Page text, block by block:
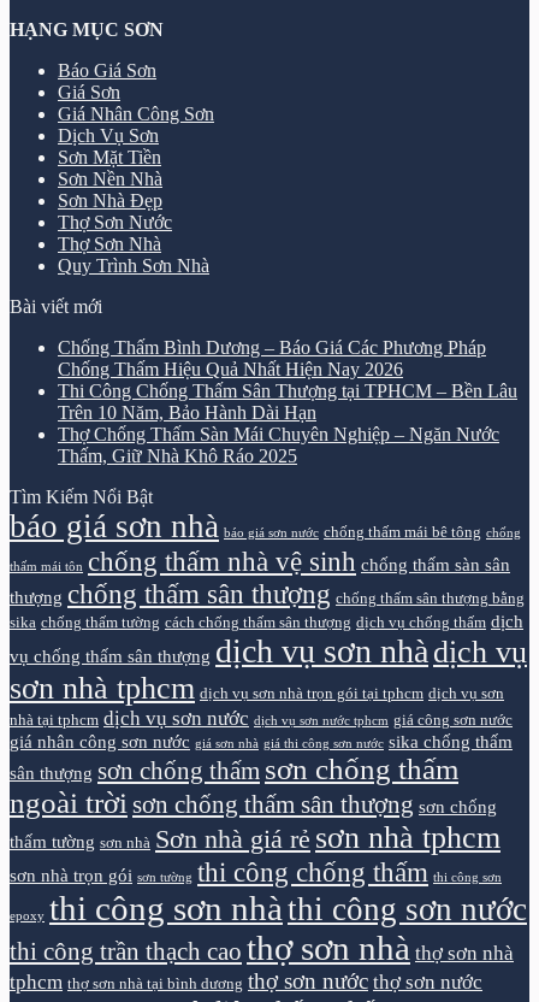
HẠNG MỤC SƠN
Báo Giá Sơn
Giá Sơn
Giá Nhân Công Sơn
Dịch Vụ Sơn
Sơn Mặt Tiền
Sơn Nền Nhà
Sơn Nhà Đẹp
Thợ Sơn Nước
Thợ Sơn Nhà
Quy Trình Sơn Nhà
Bài viết mới
Chống Thấm Bình Dương – Báo Giá Các Phương Pháp
Chống Thấm Hiệu Quả Nhất Hiện Nay 2026
Thi Công Chống Thấm Sân Thượng tại TPHCM – Bền Lâu
Trên 10 Năm, Bảo Hành Dài Hạn
Thợ Chống Thấm Sàn Mái Chuyên Nghiệp – Ngăn Nước
Thấm, Giữ Nhà Khô Ráo 2025
Tìm Kiếm Nổi Bật
báo giá sơn nhà báo giá sơn nước chống thấm mái bê tông chống
thấm mái tôn chống thấm nhà vệ sinh chống thấm sàn sân
thượng chống thấm sân thượng chống thấm sân thượng bằng
sika chống thấm tường cách chống thấm sân thượng dịch vụ chống thấm dịch
vụ chống thấm sân thượng dịch vụ sơn nhà dịch vụ
sơn nhà tphcm dịch vụ sơn nhà trọn gói tại tphcm dịch vụ sơn
nhà tại tphcm dịch vụ sơn nước dịch vụ sơn nước tphcm giá công sơn nước
giá nhân công sơn nước giá sơn nhà giá thi công sơn nước sika chống thấm
sân thượng sơn chống thấm sơn chống thấm
ngoài trời sơn chống thấm sân thượng sơn chống
thấm tường sơn nhà Sơn nhà giá rẻ sơn nhà tphcm
sơn nhà trọn gói sơn tường thi công chống thấm thi công sơn
epoxy thi công sơn nhà thi công sơn nước
thi công trần thạch cao thợ sơn nhà thợ sơn nhà
tphcm thợ sơn nhà tại bình dương thợ sơn nước thợ sơn nước